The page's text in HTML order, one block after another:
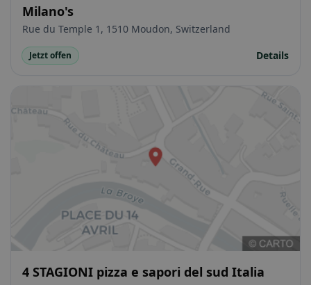
Milano's
Rue du Temple 1, 1510 Moudon, Switzerland
Jetzt offen Details
4 STAGIONI pizza e sapori del sud Italia